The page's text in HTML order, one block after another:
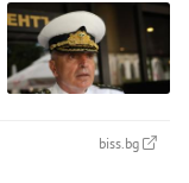
biss.bg